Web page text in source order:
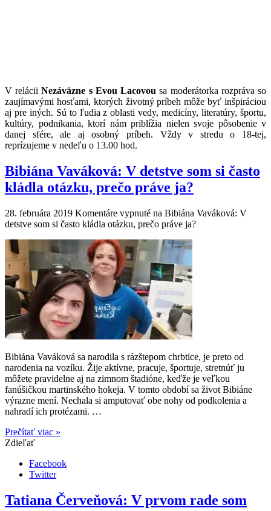
V reláciiNezáväzne s Evou Lacovou sa moderátorka rozpráva so
zaujímavými hosťami, ktorých životný príbeh môže byť inšpiráciou
aj pre iných. Sú to ľudia z oblasti vedy, medicíny, literatúry, športu,
kultúry, podnikania, ktorí nám priblížia nielen svoje pôsobenie v
danej sfére, ale aj osobný príbeh. Vždy v stredu o 18-tej,
reprízujeme v nedeľu o 13.00 hod.
Bibiána Vaváková: V detstve som si často
kládla otázku, prečo práve ja?
28. februára 2019 Komentáre vypnuté na Bibiána Vaváková: V
detstve som si často kládla otázku, prečo práve ja?
Bibiána Vaváková sa narodila s rázštepom chrbtice, je preto od
narodenia na vozíku. Žije aktívne, pracuje, športuje, stretnúť ju
môžete pravidelne aj na zimnom štadióne, keďže je veľkou
fanúšičkou martinského hokeja. V tomto období sa život Bibiáne
výrazne mení. Nechala si amputovať obe nohy od podkolenia a
nahradí ich protézami. …
Prečítať viac »
Zdieľať
Facebook
Twitter
Tatiana Červeňová: V prvom rade som